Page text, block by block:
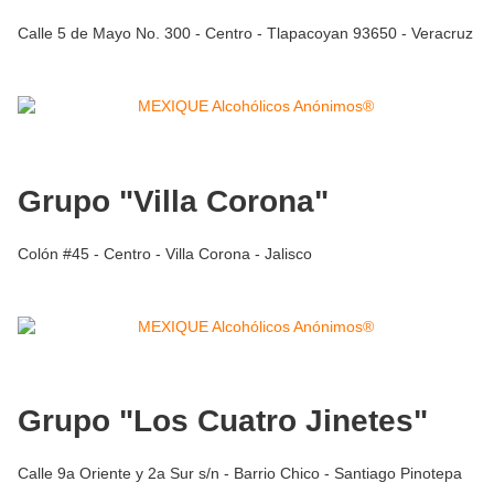
Calle 5 de Mayo No. 300 - Centro - Tlapacoyan 93650 - Veracruz
Grupo "Villa Corona"
Colón #45 - Centro - Villa Corona - Jalisco
Grupo "Los Cuatro Jinetes"
Calle 9a Oriente y 2a Sur s/n - Barrio Chico - Santiago Pinotepa